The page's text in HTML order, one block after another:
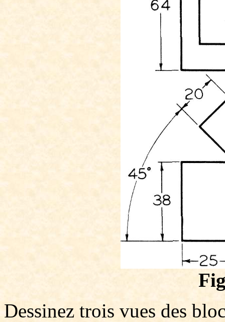
Dessinez trois vues des